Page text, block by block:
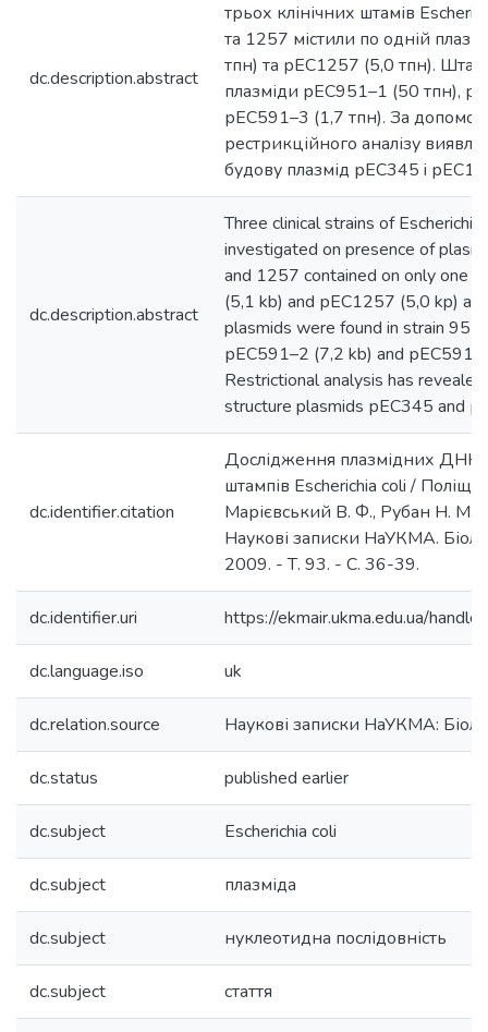
dc.description.abstract
трьох клінічних штамів
та 1257 містили по одній
тпн) та рЕС1257 (5,0 тпн).
плазміди рЕС951–1 (50 тпн),
рЕС591–3 (1,7 тпн). За
рестрикційного аналізу
будову плазмід рЕС345 i
dc.description.abstract
Three clinical strains of
investigated on presence of
and 1257 contained on only one
(5,1 kb) and рЕС1257 (5,0 kp)
plasmids were found in strain
рЕС591–2 (7,2 kb) and
Restrictional analysis has
structure plasmids рЕС345 and
dc.identifier.citation
Дослідження плазмідних ДНК
штампів Escherichia coli /
Марієвський В. Ф., Рубан Н. М.,
Наукові записки НаУКМА.
2009. - Т. 93. - С. 36-39.
dc.identifier.uri https://ekmair.ukma.edu.ua/
dc.language.iso uk
dc.relation.source Наукові записки НаУКМА:
dc.status published earlier
dc.subject Escherichia coli
dc.subject плазміда
dc.subject нуклеотидна послідовність
dc.subject стаття